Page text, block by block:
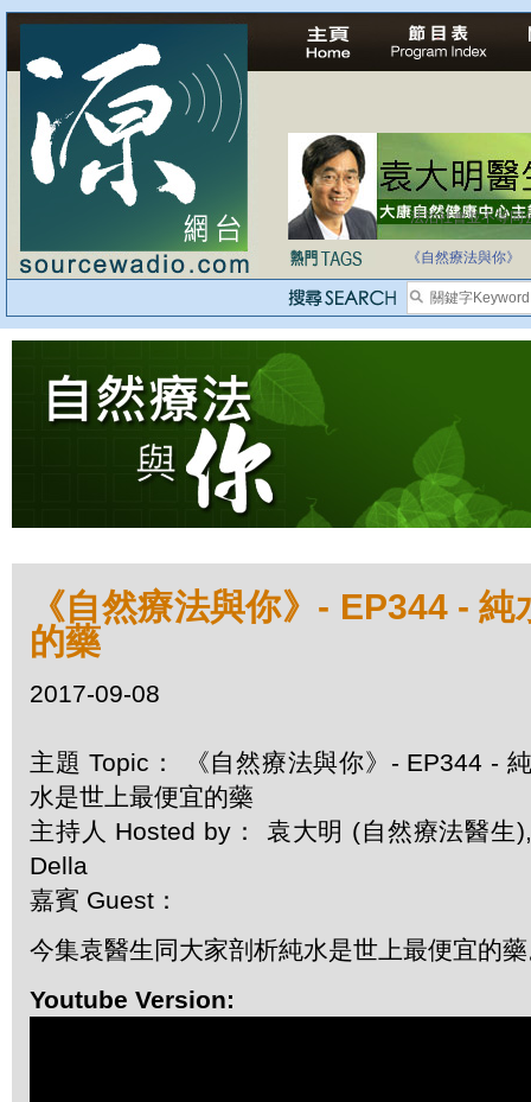
法治社會並不等同
《自然療法與你》
《自然療法與你》- EP344 -
的藥
2017-09-08
主題 Topic： 《自然療法與你》- EP344 - 純
水是世上最便宜的藥
主持人 Hosted by： 袁大明 (自然療法醫生),
Della
嘉賓 Guest：
今集袁醫生同大家剖析純水是世上最便宜的
Youtube Version: